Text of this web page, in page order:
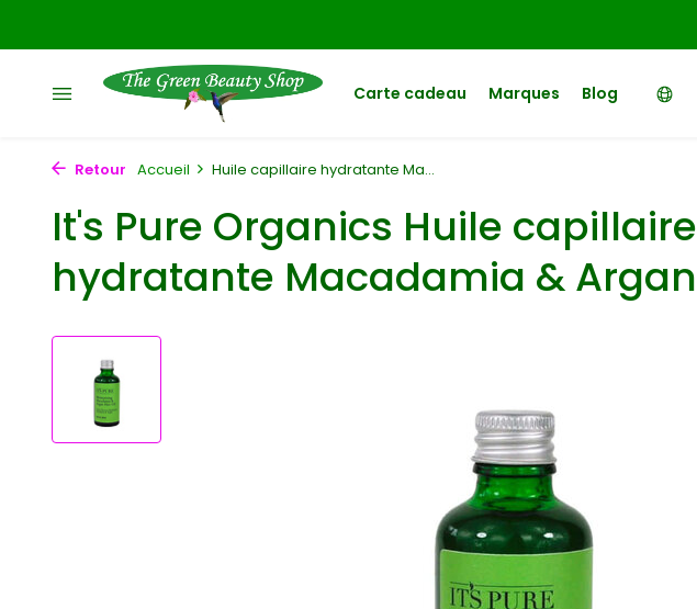
Carte cadeau Marques Blog
Retour Accueil Huile capillaire hydratante Ma...
It's Pure Organics Huile capillaire
hydratante Macadamia & Argan